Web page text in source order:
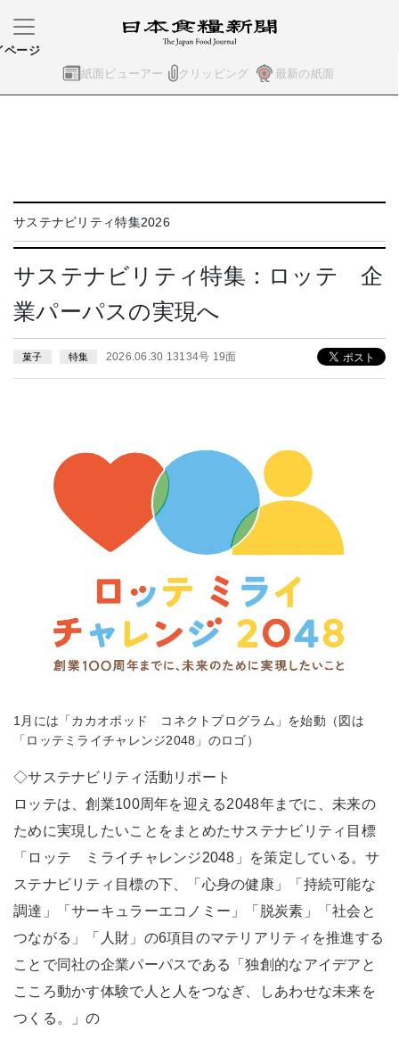
紙面ビューアー クリッピング 最新の紙面
ページ
サステナビリティ特集2026
サステナビリティ特集：ロッテ 企
業パーパスの実現へ
菓子 特集 2026.06.30 13134号 19面
1月には「カカオポッド コネクトプログラム」を始動（図は
「ロッテミライチャレンジ2048」のロゴ）
◇サステナビリティ活動リポート
ロッテは、創業100周年を迎える2048年までに、未来の
ために実現したいことをまとめたサステナビリティ目標
「ロッテ ミライチャレンジ2048」を策定している。サ
ステナビリティ目標の下、「心身の健康」「持続可能な
調達」「サーキュラーエコノミー」「脱炭素」「社会と
つながる」「人財」の6項目のマテリアリティを推進する
ことで同社の企業パーパスである「独創的なアイデアと
こころ動かす体験で人と人をつなぎ、しあわせな未来を
つくる。」の